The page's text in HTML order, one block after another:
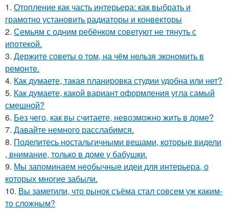
1. Отопление как часть интерьера: как выбрать и
грамотно установить радиаторы и конвекторы
2. Семьям с одним ребёнком советуют не тянуть с
ипотекой.
3. Держите советы о том, на чём нельзя экономить в
ремонте.
4. Как думаете, такая планировка студии удобна или нет?
5. Как думаете, какой вариант оформления угла самый
смешной?
6. Без чего, как вы считаете, невозможно жить в доме?
7. Давайте немного расслабимся.
8. Поделитесь ностальгичными вещами, которые видели
, внимание, только в доме у бабушки.
9. Мы запоминаем необычные идеи для интерьера, о
которых многие забыли.
10. Вы заметили, что рынок съёма стал совсем уж каким-
то сложным?